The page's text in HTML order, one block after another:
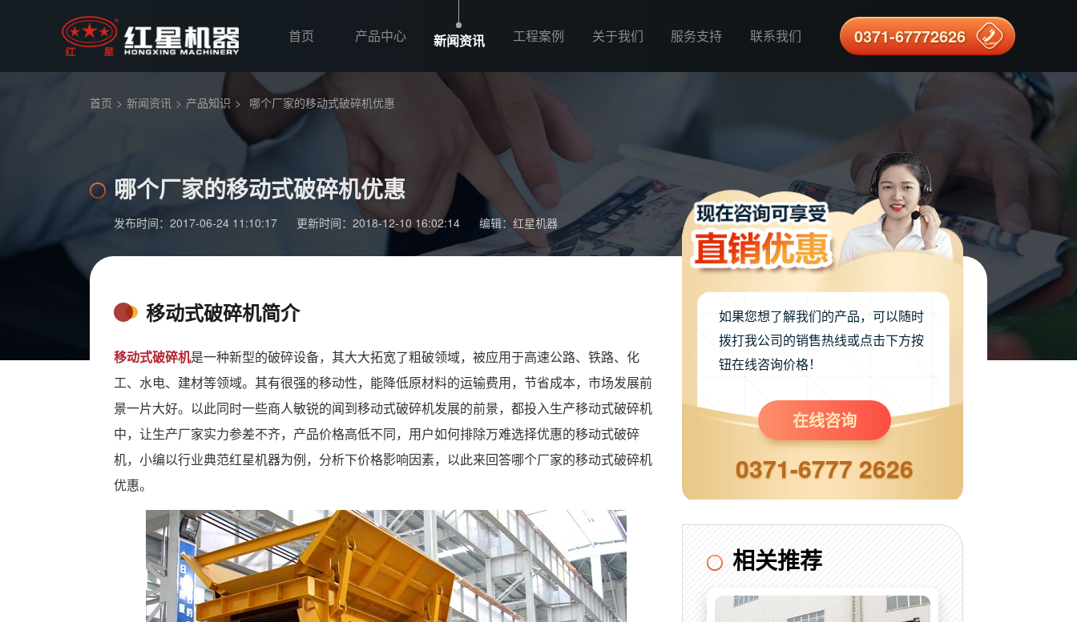
首页 产品中心 新闻资讯 工程案例 关于我们 服务支持 联系我们 0371-67772626
首页 > 新闻资讯 > 产品知识 > 哪个厂家的移动式破碎机优惠
哪个厂家的移动式破碎机优惠
发布时间：2017-06-24 11:10:17 更新时间：2018-12-10 16:02:14 编辑：红星机器
移动式破碎机简介
移动式破碎机是一种新型的破碎设备，其大大拓宽了粗破领域，被应用于高速公路、铁路、化
工、水电、建材等领域。其有很强的移动性，能降低原材料的运输费用，节省成本，市场发展前
景一片大好。以此同时一些商人敏锐的闻到移动式破碎机发展的前景，都投入生产移动式破碎机
中，让生产厂家实力参差不齐，产品价格高低不同，用户如何排除万难选择优惠的移动式破碎
机，小编以行业典范红星机器为例，分析下价格影响因素，以此来回答哪个厂家的移动式破碎机
优惠。
如果您想了解我们的产品，可以随时
拨打我公司的销售热线或点击下方按
钮在线咨询价格！
在线咨询
0371-6777 2626
相关推荐